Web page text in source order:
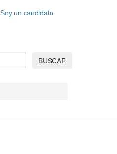
Soy un candidato
BUSCAR